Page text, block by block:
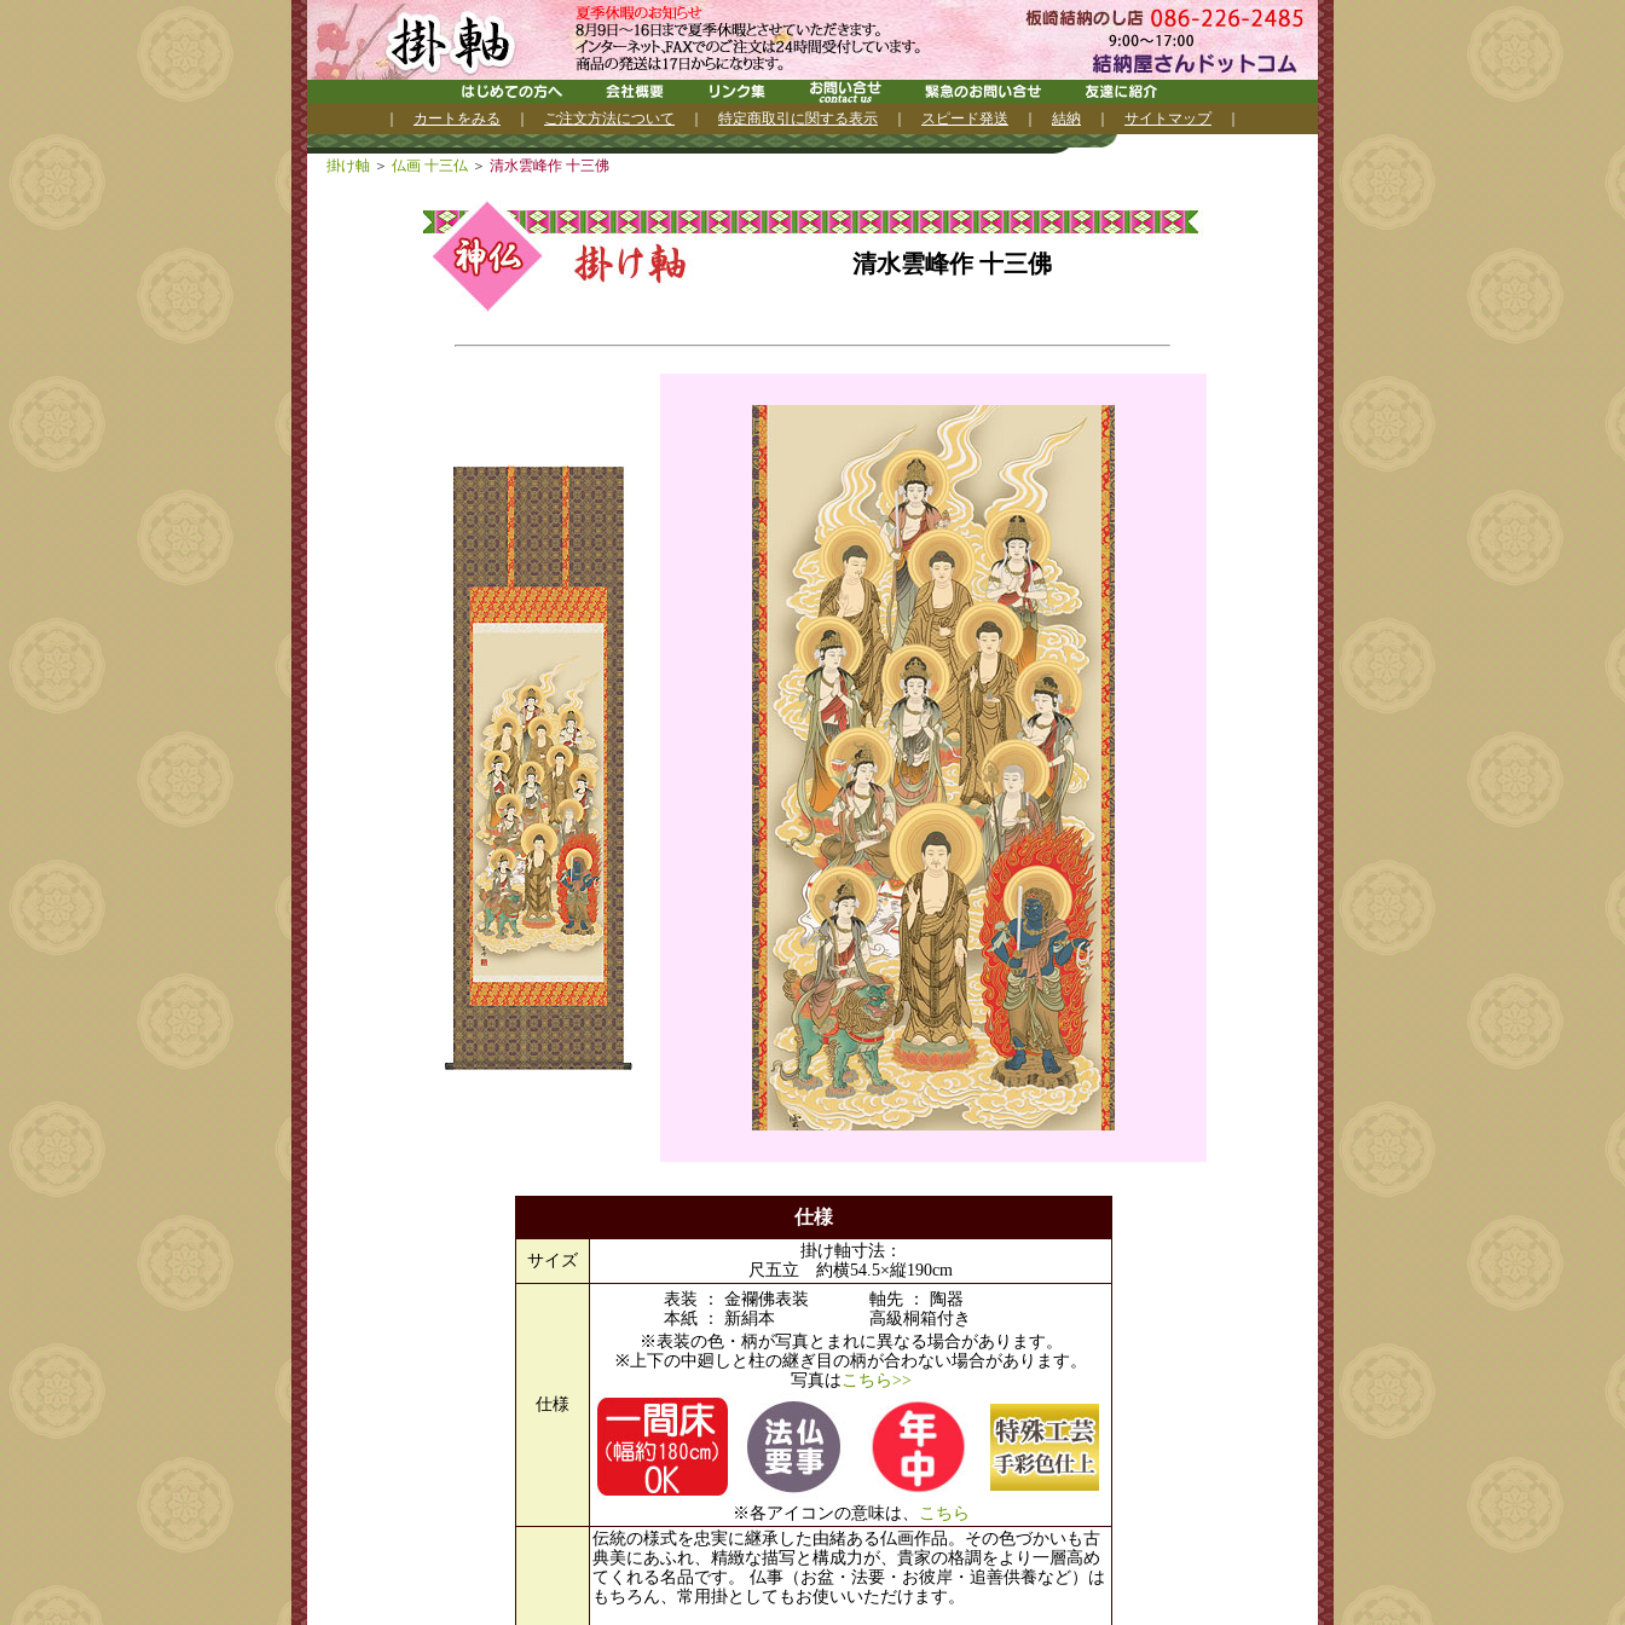
カートをみる ご注文方法について 特定商取引に関する表示 スピード発送 結納 サイトマップ｜
掛け軸 ＞ 仏画 十三仏 ＞ 清水雲峰作 十三佛
清水雲峰作 十三佛
仕様
サイズ
掛け軸寸法：
尺五立 約横54.5×縦190cm
仕様
表装 ： 金襴佛表装
本紙 ： 新絹本
軸先 ： 陶器
高級桐箱付き
※表装の色・柄が写真とまれに異なる場合があります。
※上下の中廻しと柱の継ぎ目の柄が合わない場合があります。
写真はこちら>>
※各アイコンの意味は、 こちら
伝統の様式を忠実に継承した由緒ある仏画作品。その色づかいも古
典美にあふれ、精緻な描写と構成力が、貴家の格調をより一層高め
てくれる名品です。 仏事（お盆・法要・お彼岸・追善供養など）は
もちろん、常用掛としてもお使いいただけます。